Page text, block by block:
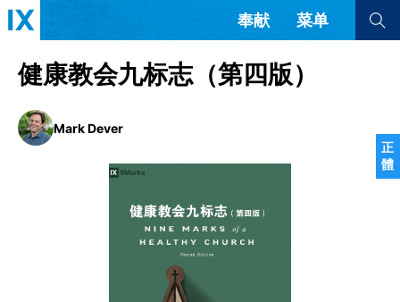
正
體
奉献 菜单
文章
解经式讲道与神学
查看全部
查看全部
隐私条款
正體中文
葡萄牙语
健康教会九标志（第四版）
Mark Dever